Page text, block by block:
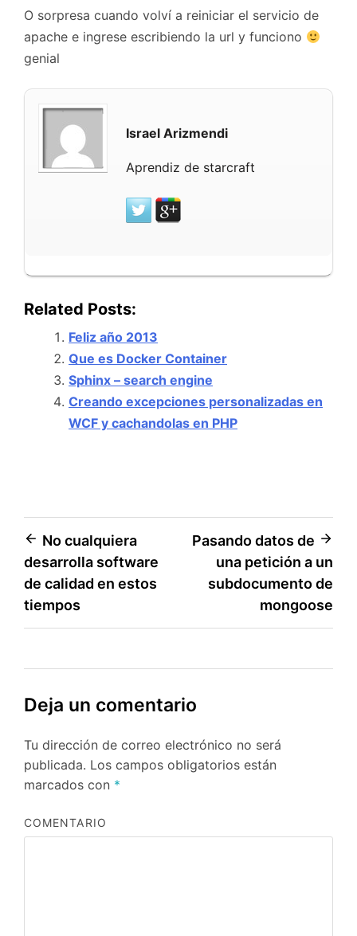
O sorpresa cuando volví a reiniciar el servicio de
apache e ingrese escribiendo la url y funciono
genial
Israel Arizmendi
Aprendiz de starcraft
Related Posts:
Feliz año 2013
Que es Docker Container
Sphinx – search engine
Creando excepciones personalizadas en
WCF y cachandolas en PHP
Navegación
de
entradas
No cualquiera
desarrolla software
de calidad en estos
tiempos
Pasando datos de
una petición a un
subdocumento de
mongoose
Deja un comentario
Tu dirección de correo electrónico no será
publicada. Los campos obligatorios están
marcados con *
COMENTARIO